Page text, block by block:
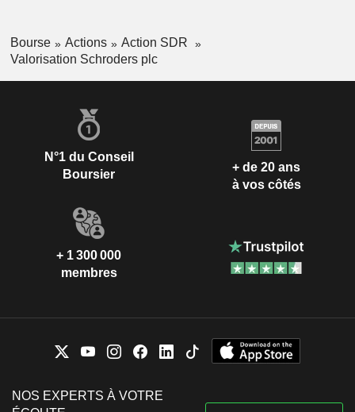
Bourse Actions
Action SDR
Valorisation Schroders plc
N°1 du Conseil
Boursier
+ de 20 ans
à vos côtés
+ 1 300 000
membres
NOS EXPERTS À VOTRE